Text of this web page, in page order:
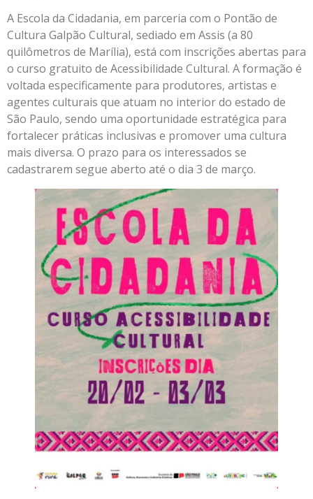
A Escola da Cidadania, em parceria com o Pontão de
Cultura Galpão Cultural, sediado em Assis (a 80
quilômetros de Marília), está com inscrições abertas para
o curso gratuito de Acessibilidade Cultural. A formação é
voltada especificamente para produtores, artistas e
agentes culturais que atuam no interior do estado de
São Paulo, sendo uma oportunidade estratégica para
fortalecer práticas inclusivas e promover uma cultura
mais diversa. O prazo para os interessados se
cadastrarem segue aberto até o dia 3 de março.